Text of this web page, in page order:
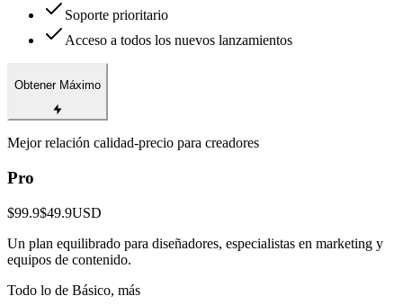
Soporte prioritario
Acceso a todos los nuevos lanzamientos
Obtener Máximo
Mejor relación calidad-precio para creadores
Pro
$99.9$49.9USD
Un plan equilibrado para diseñadores, especialistas en marketing y
equipos de contenido.
Todo lo de Básico, más